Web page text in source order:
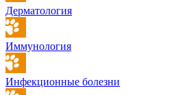
Дерматология
Иммунология
Инфекционные болезни